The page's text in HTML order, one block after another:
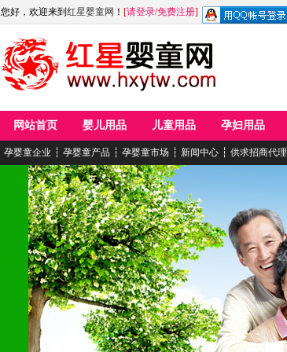
您好，欢迎来到 红星婴童网 ！ [请登录/免费注册]
网站首页 婴儿用品 儿童用品 孕妇用品
孕婴童企业 ┆ 孕婴童产品 ┆ 孕婴童市场 ┆ 新闻中心 ┆ 供求招商代理